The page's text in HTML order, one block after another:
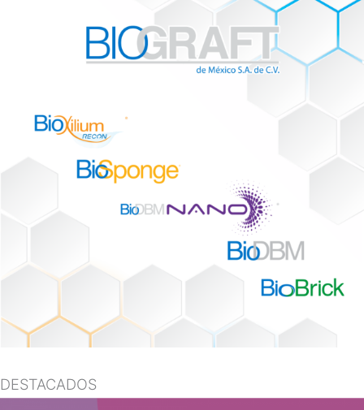
DESTACADOS